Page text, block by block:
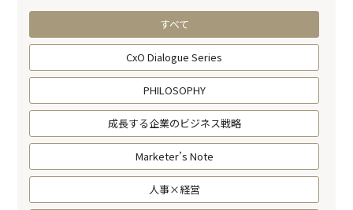
すべて
CxO Dialogue Series
PHILOSOPHY
成長する企業のビジネス戦略
Marketer’s Note
人事×経営